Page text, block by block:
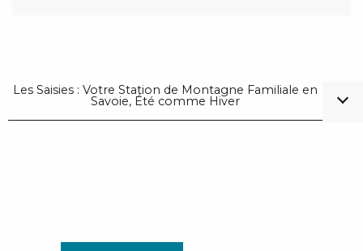
Les Saisies : Votre Station de Montagne Familiale en
Savoie, Été comme Hiver